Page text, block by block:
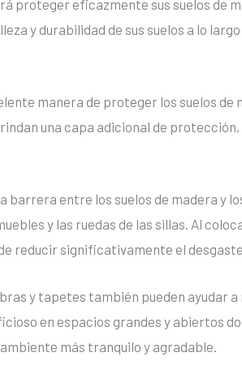
proteger eficazmente sus suelos de
y durabilidad de sus suelos a lo
manera de proteger los suelos
una capa adicional de
entre los suelos de madera y
y las ruedas de las sillas. Al
reducir significativamente el
y tapetes también pueden ayudar
en espacios grandes y abiertos
más tranquilo y agradable.